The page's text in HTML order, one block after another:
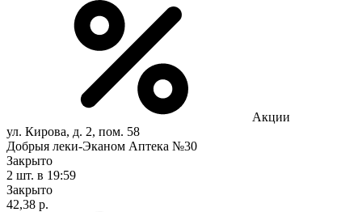
Акции
ул. Кирова, д. 2, пом. 58
Добрыя леки-Эканом Аптека №30
Закрыто
2 шт. в 19:59
Закрыто
42,38 р.